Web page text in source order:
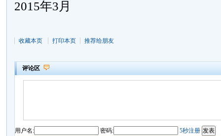
2015年3月
收藏本页 打印本页 推荐给朋友
评论区
用户名: 密码: 5秒注册